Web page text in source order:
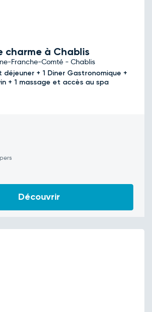
charme à Chablis
Franche-Comté - Chablis
+ 1 Diner Gastronomique +
+ 1 massage et accès au spa
Découvrir